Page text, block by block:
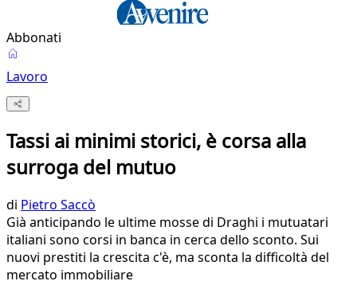
Abbonati
Lavoro
Tassi ai minimi storici, è corsa alla
surroga del mutuo
di Pietro Saccò
Già anticipando le ultime mosse di Draghi i mutuatari
italiani sono corsi in banca in cerca dello sconto. Sui
nuovi prestiti la crescita c'è, ma sconta la difficoltà del
mercato immobiliare